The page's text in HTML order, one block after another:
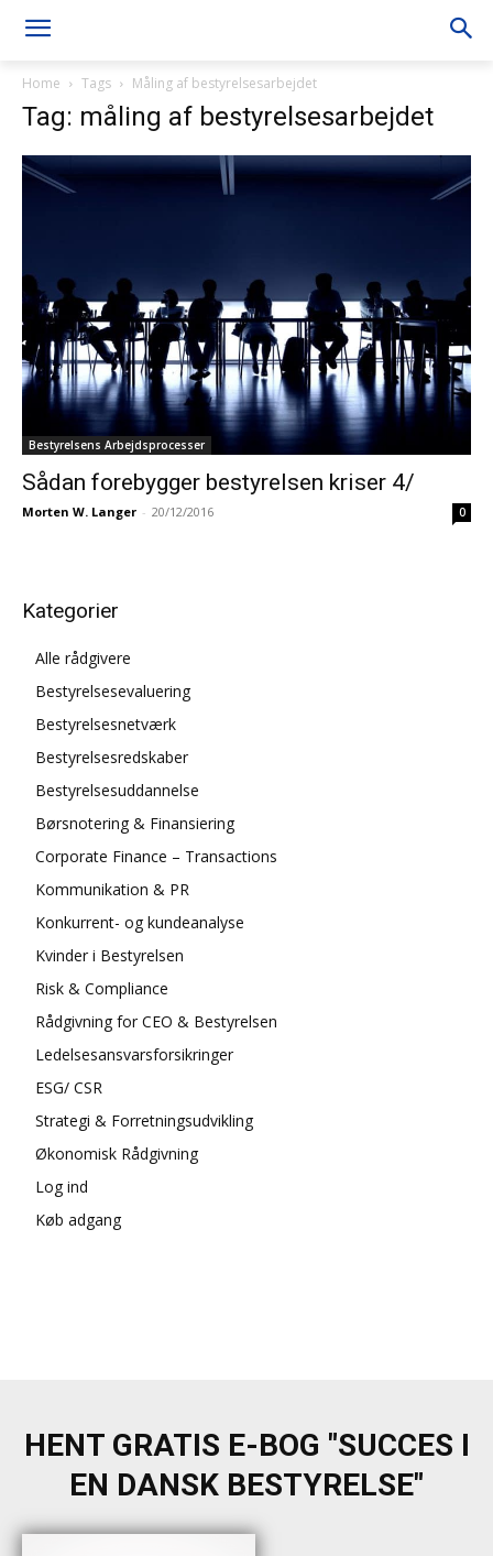
Home Tags Måling af bestyrelsesarbejdet
Tag: måling af bestyrelsesarbejdet
Bestyrelsens Arbejdsprocesser
Sådan forebygger bestyrelsen kriser 4/
Morten W. Langer - 20/12/2016 0
Kategorier
Alle rådgivere
Bestyrelsesevaluering
Bestyrelsesnetværk
Bestyrelsesredskaber
Bestyrelsesuddannelse
Børsnotering & Finansiering
Corporate Finance – Transactions
Kommunikation & PR
Konkurrent- og kundeanalyse
Kvinder i Bestyrelsen
Risk & Compliance
Rådgivning for CEO & Bestyrelsen
Ledelsesansvarsforsikringer
ESG/ CSR
Strategi & Forretningsudvikling
Økonomisk Rådgivning
Log ind
Køb adgang
HENT GRATIS E-BOG "SUCCES I
EN DANSK BESTYRELSE"